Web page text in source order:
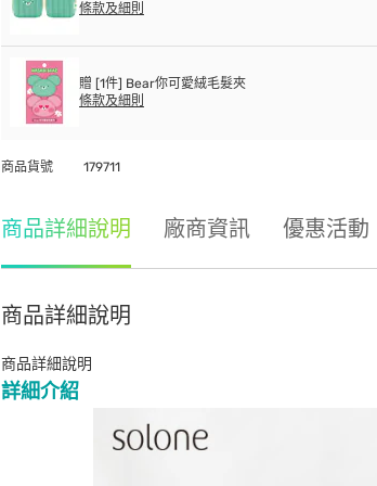
條款及細則
贈 [1件] Bear你可愛絨毛髮夾
條款及細則
商品貨號 179711
商品詳細說明 廠商資訊 優惠活動
商品詳細說明
商品詳細說明
詳細介紹